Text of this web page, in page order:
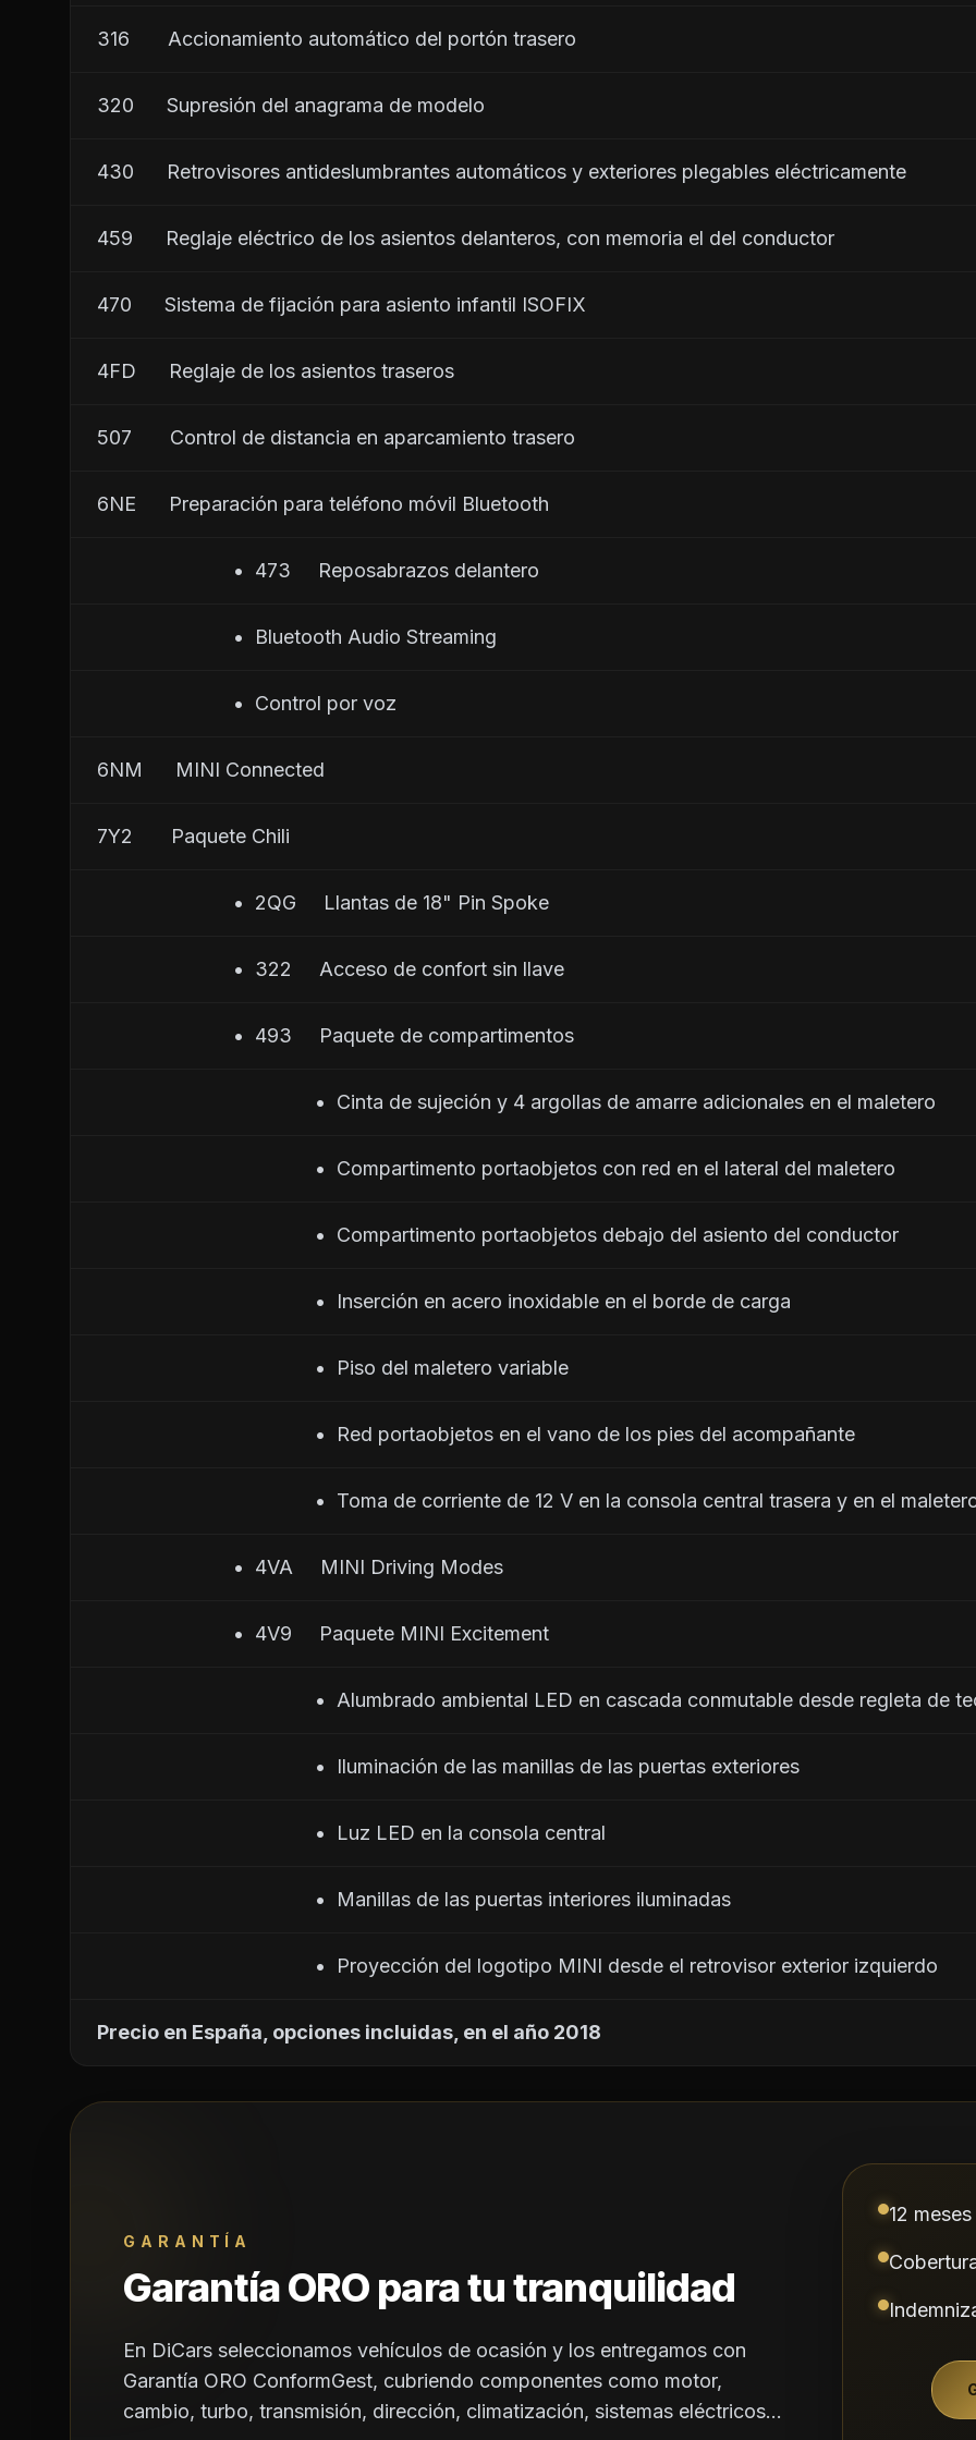
316       Accionamiento automático del portón trasero
320      Supresión del anagrama de modelo
430      Retrovisores antideslumbrantes automáticos y exteriores plegables eléctricamente
459      Reglaje eléctrico de los asientos delanteros, con memoria el del conductor
470      Sistema de fijación para asiento infantil ISOFIX
4FD      Reglaje de los asientos traseros
507       Control de distancia en aparcamiento trasero
6NE      Preparación para teléfono móvil Bluetooth
•  473     Reposabrazos delantero
•  Bluetooth Audio Streaming
•  Control por voz
6NM      MINI Connected
7Y2       Paquete Chili
•  2QG     Llantas de 18" Pin Spoke
•  322     Acceso de confort sin llave
•  493     Paquete de compartimentos
•  Cinta de sujeción y 4 argollas de amarre adicionales en el maletero
•  Compartimento portaobjetos con red en el lateral del maletero
•  Compartimento portaobjetos debajo del asiento del conductor
•  Inserción en acero inoxidable en el borde de carga
•  Piso del maletero variable
•  Red portaobjetos en el vano de los pies del acompañante
•  Toma de corriente de 12 V en la consola central trasera y en el
•  4VA     MINI Driving Modes
•  4V9     Paquete MINI Excitement
•  Alumbrado ambiental LED en cascada conmutable desde regleta de
•  Iluminación de las manillas de las puertas exteriores
•  Luz LED en la consola central
•  Manillas de las puertas interiores iluminadas
•  Proyección del logotipo MINI desde el retrovisor exterior izquierdo
Precio en España, opciones incluidas, en el año 2018
GARANTÍA
Garantía ORO para tu tranquilidad
En DiCars seleccionamos vehículos de ocasión y los entregamos con
Garantía ORO ConformGest, cubriendo componentes como motor,
cambio, turbo, transmisión, dirección, climatización, sistemas eléctricos...
12